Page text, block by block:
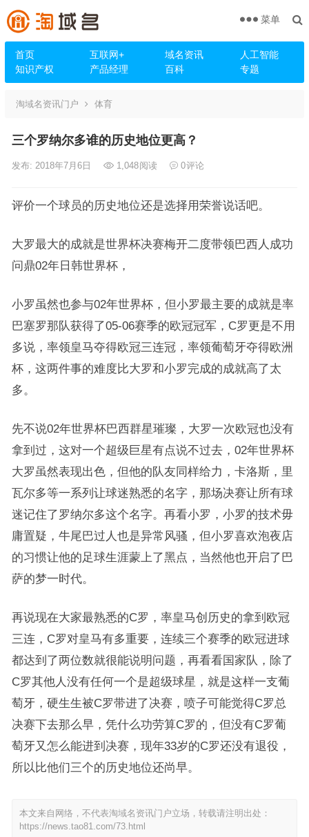
首页 互联网+ 域名资讯
人工智能
知识产权
产品经理 百科 专题
菜单
淘域名资讯门户 体育
三个罗纳尔多谁的历史地位更高？
发布: 2018年7月6日 1,048阅读 0评论
评价一个球员的历史地位还是选择用荣誉说话吧。
大罗最大的成就是世界杯决赛梅开二度带领巴西人成功
问鼎02年日韩世界杯，
小罗虽然也参与02年世界杯，但小罗最主要的成就是率
巴塞罗那队获得了05-06赛季的欧冠冠军，C罗更是不用
多说，率领皇马夺得欧冠三连冠，率领葡萄牙夺得欧洲
杯，这两件事的难度比大罗和小罗完成的成就高了太
多。
先不说02年世界杯巴西群星璀璨，大罗一次欧冠也没有
拿到过，这对一个超级巨星有点说不过去，02年世界杯
大罗虽然表现出色，但他的队友同样给力，卡洛斯，里
瓦尔多等一系列让球迷熟悉的名字，那场决赛让所有球
迷记住了罗纳尔多这个名字。再看小罗，小罗的技术毋
庸置疑，牛尾巴过人也是异常风骚，但小罗喜欢泡夜店
的习惯让他的足球生涯蒙上了黑点，当然他也开启了巴
萨的梦一时代。
再说现在大家最熟悉的C罗，率皇马创历史的拿到欧冠
三连，C罗对皇马有多重要，连续三个赛季的欧冠进球
都达到了两位数就很能说明问题，再看看国家队，除了
C罗其他人没有任何一个是超级球星，就是这样一支葡
萄牙，硬生生被C罗带进了决赛，喷子可能觉得C罗总
决赛下去那么早，凭什么功劳算C罗的，但没有C罗葡
萄牙又怎么能进到决赛，现年33岁的C罗还没有退役，
所以比他们三个的历史地位还尚早。
本文来自网络，不代表淘域名资讯门户立场，转载请注明出处：
https://news.tao81.com/73.html